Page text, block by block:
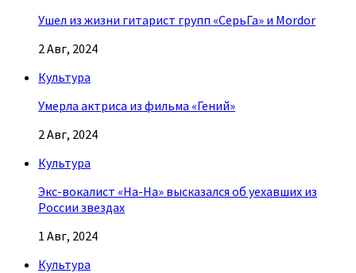
Ушел из жизни гитарист групп «СерьГа» и Mordor
2 Авг, 2024
Культура
Умерла актриса из фильма «Гений»
2 Авг, 2024
Культура
Экс-вокалист «На-На» высказался об уехавших из
России звездах
1 Авг, 2024
Культура